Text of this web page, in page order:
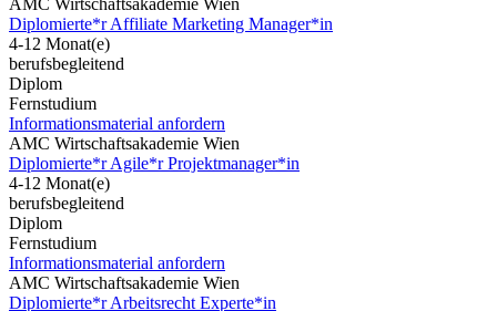
AMC Wirtschaftsakademie Wien
Diplomierte*r Affiliate Marketing Manager*in
4-12 Monat(e)
berufsbegleitend
Diplom
Fernstudium
Informationsmaterial anfordern
AMC Wirtschaftsakademie Wien
Diplomierte*r Agile*r Projektmanager*in
4-12 Monat(e)
berufsbegleitend
Diplom
Fernstudium
Informationsmaterial anfordern
AMC Wirtschaftsakademie Wien
Diplomierte*r Arbeitsrecht Experte*in